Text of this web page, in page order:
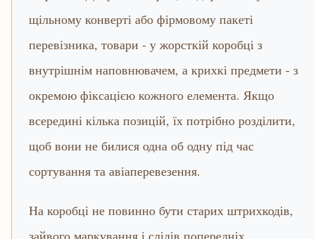
щільному конверті або фірмовому пакеті
перевізника, товари - у жорсткій коробці з
внутрішнім наповнювачем, а крихкі предмети - з
окремою фіксацією кожного елемента. Якщо
всередині кілька позицій, їх потрібно розділити,
щоб вони не билися одна об одну під час
сортування та авіаперевезення.
На коробці не повинно бути старих штрихкодів,
зайвого маркування і слідів попередніх